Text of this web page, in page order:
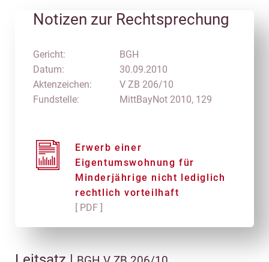
Notizen zur Rechtsprechung
Gericht:
Datum:
Aktenzeichen:
Fundstelle:
BGH
30.09.2010
V ZB 206/10
MittBayNot 2010, 129
Erwerb einer
Eigentumswohnung für
Minderjährige nicht lediglich
rechtlich vorteilhaft
[ PDF ]